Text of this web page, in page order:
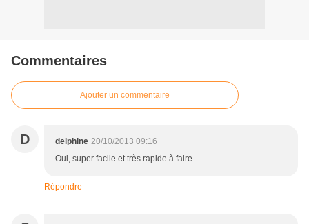
Commentaires
Ajouter un commentaire
D delphine 20/10/2013 09:16
Oui, super facile et très rapide à faire .....
Répondre